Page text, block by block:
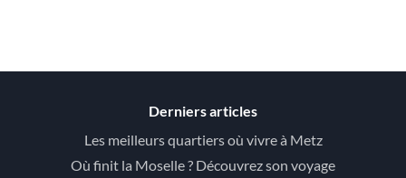
Derniers articles
Les meilleurs quartiers où vivre à Metz
Où finit la Moselle ? Découvrez son voyage